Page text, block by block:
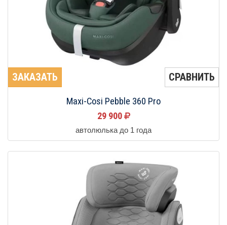
ЗАКАЗАТЬ СРАВНИТЬ
Maxi-Cosi Pebble 360 Pro
29 900
автолюлька до 1 года